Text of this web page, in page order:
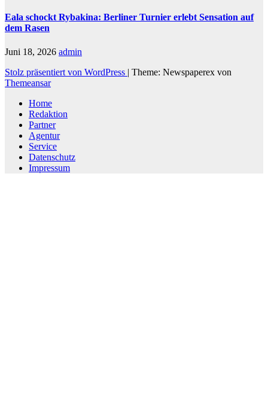
Eala schockt Rybakina: Berliner Turnier erlebt Sensation auf
dem Rasen
Juni 18, 2026 admin
Stolz präsentiert von WordPress | Theme: Newspaperex von
Themeansar
Home
Redaktion
Partner
Agentur
Service
Datenschutz
Impressum